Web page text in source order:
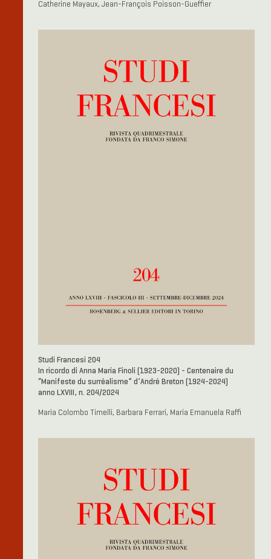
Catherine Mayaux, Jean-François Poisson-Gueffier
Studi Francesi 204
In ricordo di Anna Maria Finoli (1923-2020) - Centenaire du
“Manifeste du surréalisme” d’André Breton (1924-2024)
anno LXVIII, n. 204/2024
Maria Colombo Timelli, Barbara Ferrari, Maria Emanuela Raffi